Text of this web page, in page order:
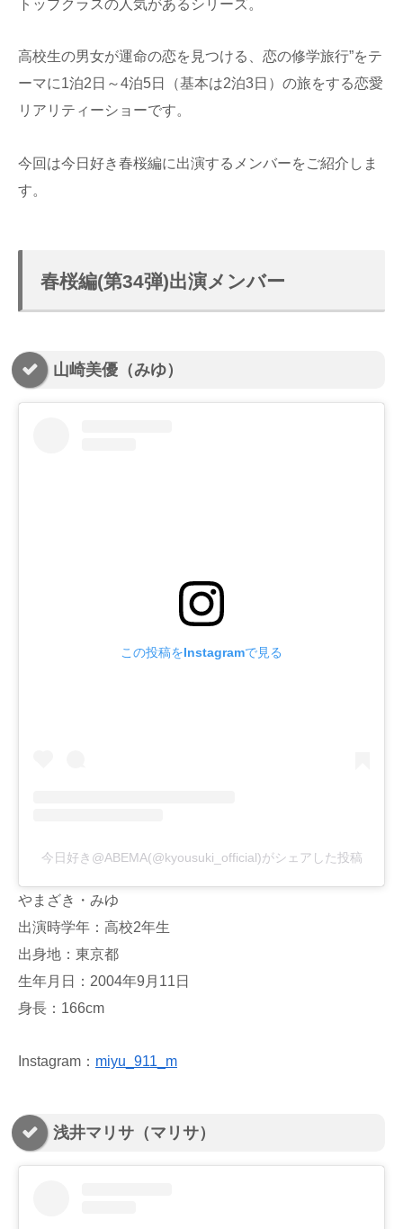
トップクラスの人気があるシリーズ。
高校生の男女が運命の恋を見つける、恋の修学旅行”をテ
ーマに1泊2日～4泊5日（基本は2泊3日）の旅をする恋愛
リアリティーショーです。
今回は今日好き春桜編に出演するメンバーをご紹介しま
す。
春桜編(第34弾)出演メンバー
山崎美優（みゆ）
この投稿をInstagramで見る
今日好き@ABEMA(@kyousuki_official)がシェアした投稿
やまざき・みゆ
出演時学年：高校2年生
出身地：東京都
生年月日：2004年9月11日
身長：166cm
Instagram： miyu_911_m
浅井マリサ（マリサ）